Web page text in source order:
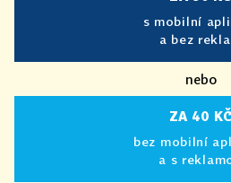
s mobilní
a bez
nebo
ZA 40 KČ
bez mobilní
a s